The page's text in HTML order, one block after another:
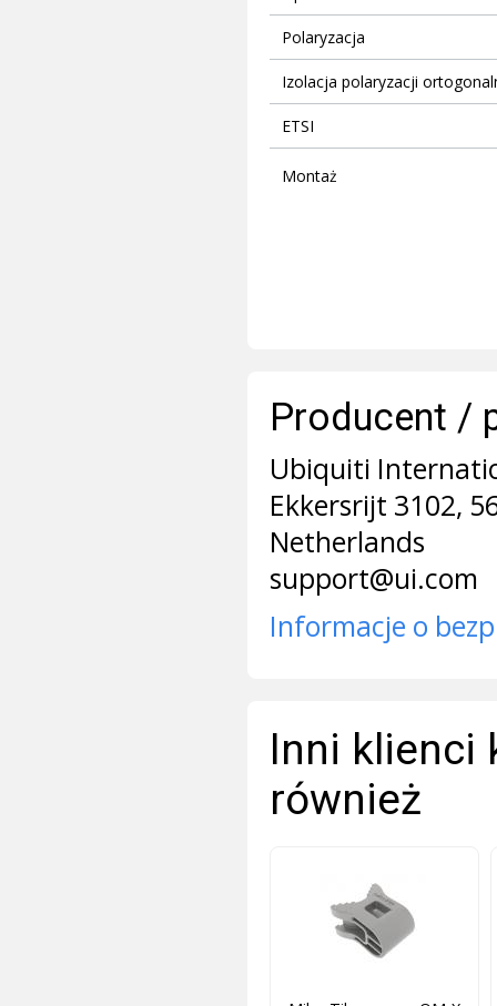
Polaryzacja
Izolacja polaryzacji
ETSI
Montaż
Producent /
Ubiquiti
Ekkersrijt 3102,
Netherlands
support@ui.com
Informacje o
Inni klienci
również